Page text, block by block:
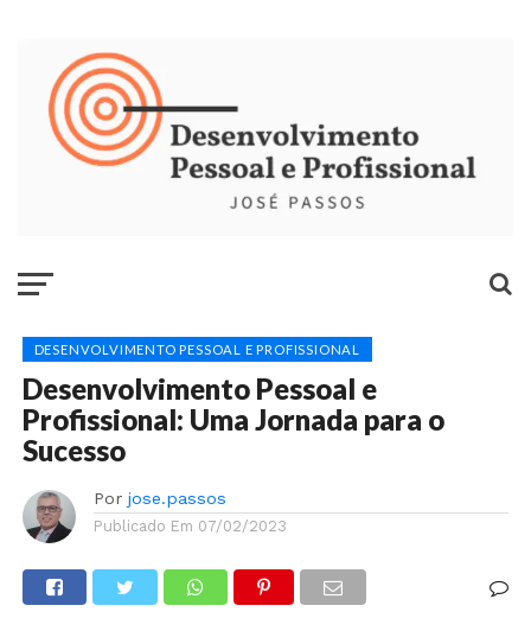
DESENVOLVIMENTO PESSOAL E PROFISSIONAL
Desenvolvimento Pessoal e
Profissional: Uma Jornada para o
Sucesso
Por jose.passos
Publicado Em 07/02/2023